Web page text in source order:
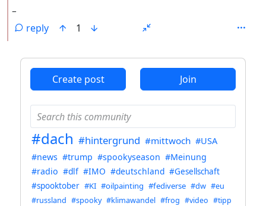
reply
1
Create post Join
#dach #hintergrund #mittwoch #USA
#news #trump #spookyseason #Meinung
#radio #dlf #IMO #deutschland #Gesellschaft
#spooktober #KI #oilpainting #fediverse #dw #eu
#russland #spooky #klimawandel #frog #video #tipp